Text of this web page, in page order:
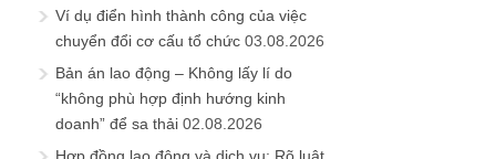
Ví dụ điển hình thành công của việc
chuyển đổi cơ cấu tổ chức 03.08.2026
Bản án lao động – Không lấy lí do
“không phù hợp định hướng kinh
doanh” để sa thải 02.08.2026